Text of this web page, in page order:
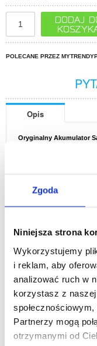
Zgoda
Niniejsza strona
Wykorzystujemy
i reklam, aby
analizować ruch w
korzystasz z
Partnerzy mogą
otrzymanymi od
POLECANE PRZEZ
Opis
Oryginalny Akumulator
Powiązane kategorie:
SZYBKA DOSTAWA
CLUB TRENDY
7% ZNIŻKI
OBSŁUGA
PON.-PT. 12.00-15.00
30-DNIOWA POLITYKA
PONAD 8 000 000